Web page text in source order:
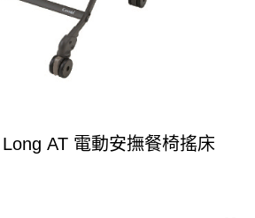
Long AT 電動安撫餐椅搖床